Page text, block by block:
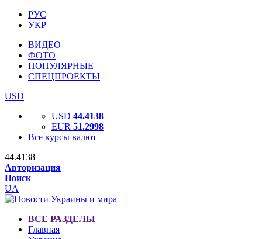
РУС
УКР
ВИДЕО
ФОТО
ПОПУЛЯРНЫЕ
СПЕЦПРОЕКТЫ
USD
USD 44.4138
EUR 51.2998
Все курсы валют
44.4138
Авторизация
Поиск
UA
ВСЕ РАЗДЕЛЫ
Главная